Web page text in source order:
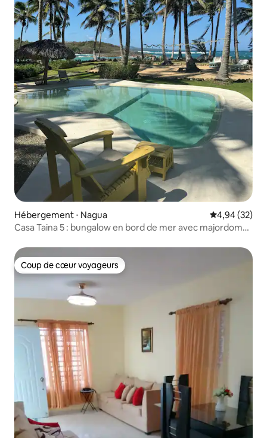
Hébergement ⋅ Nagua Évaluation
4,94 (32)
Casa Taina 5 : bungalow en bord de mer avec majordome
Coup de cœur voyageurs
Coup de cœur voyageurs